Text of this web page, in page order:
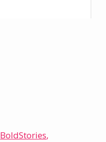
BoldStories,